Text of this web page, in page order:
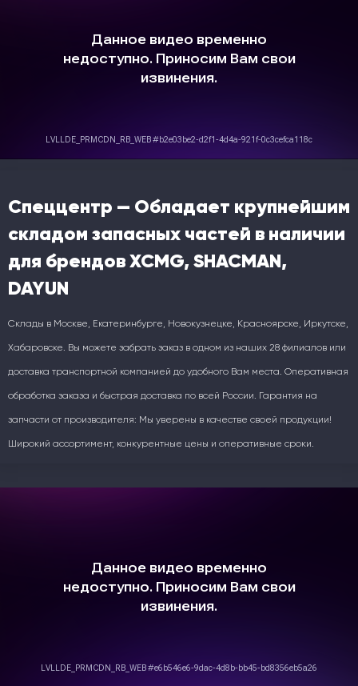
Спеццентр — Обладает крупнейшим
складом запасных частей в наличии
для брендов XCMG, SHACMAN,
DAYUN
Склады в Москве, Екатеринбурге, Новокузнецке, Красноярске, Иркутске,
Хабаровске. Вы можете забрать заказ в одном из наших 28 филиалов или
доставка транспортной компанией до удобного Вам места. Оперативная
обработка заказа и быстрая доставка по всей России. Гарантия на
запчасти от производителя: Мы уверены в качестве своей продукции!
Широкий ассортимент, конкурентные цены и оперативные сроки.